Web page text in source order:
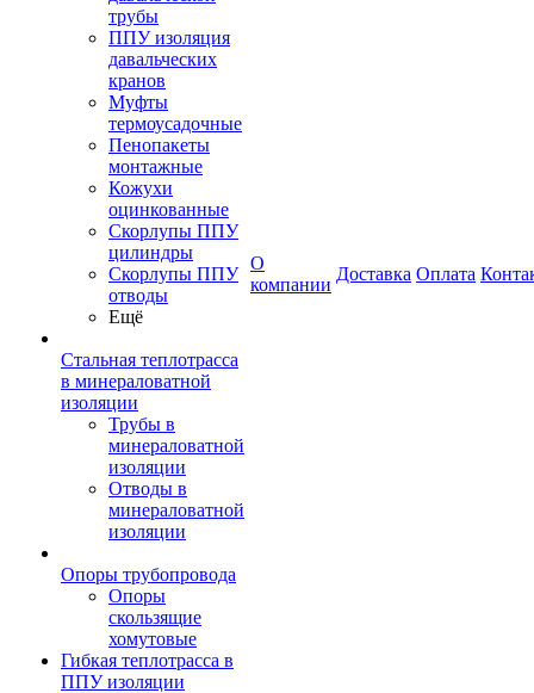
трубы
ППУ изоляция
давальческих
кранов
Муфты
термоусадочные
Пенопакеты
монтажные
Кожухи
оцинкованные
Скорлупы ППУ
цилиндры
Скорлупы ППУ
отводы
Ещё
Стальная теплотрасса
в минераловатной
изоляции
Трубы в
минераловатной
изоляции
Отводы в
минераловатной
изоляции
Опоры трубопровода
Опоры
скользящие
хомутовые
Гибкая теплотрасса в
ППУ изоляции
О
компании
Доставка Оплата